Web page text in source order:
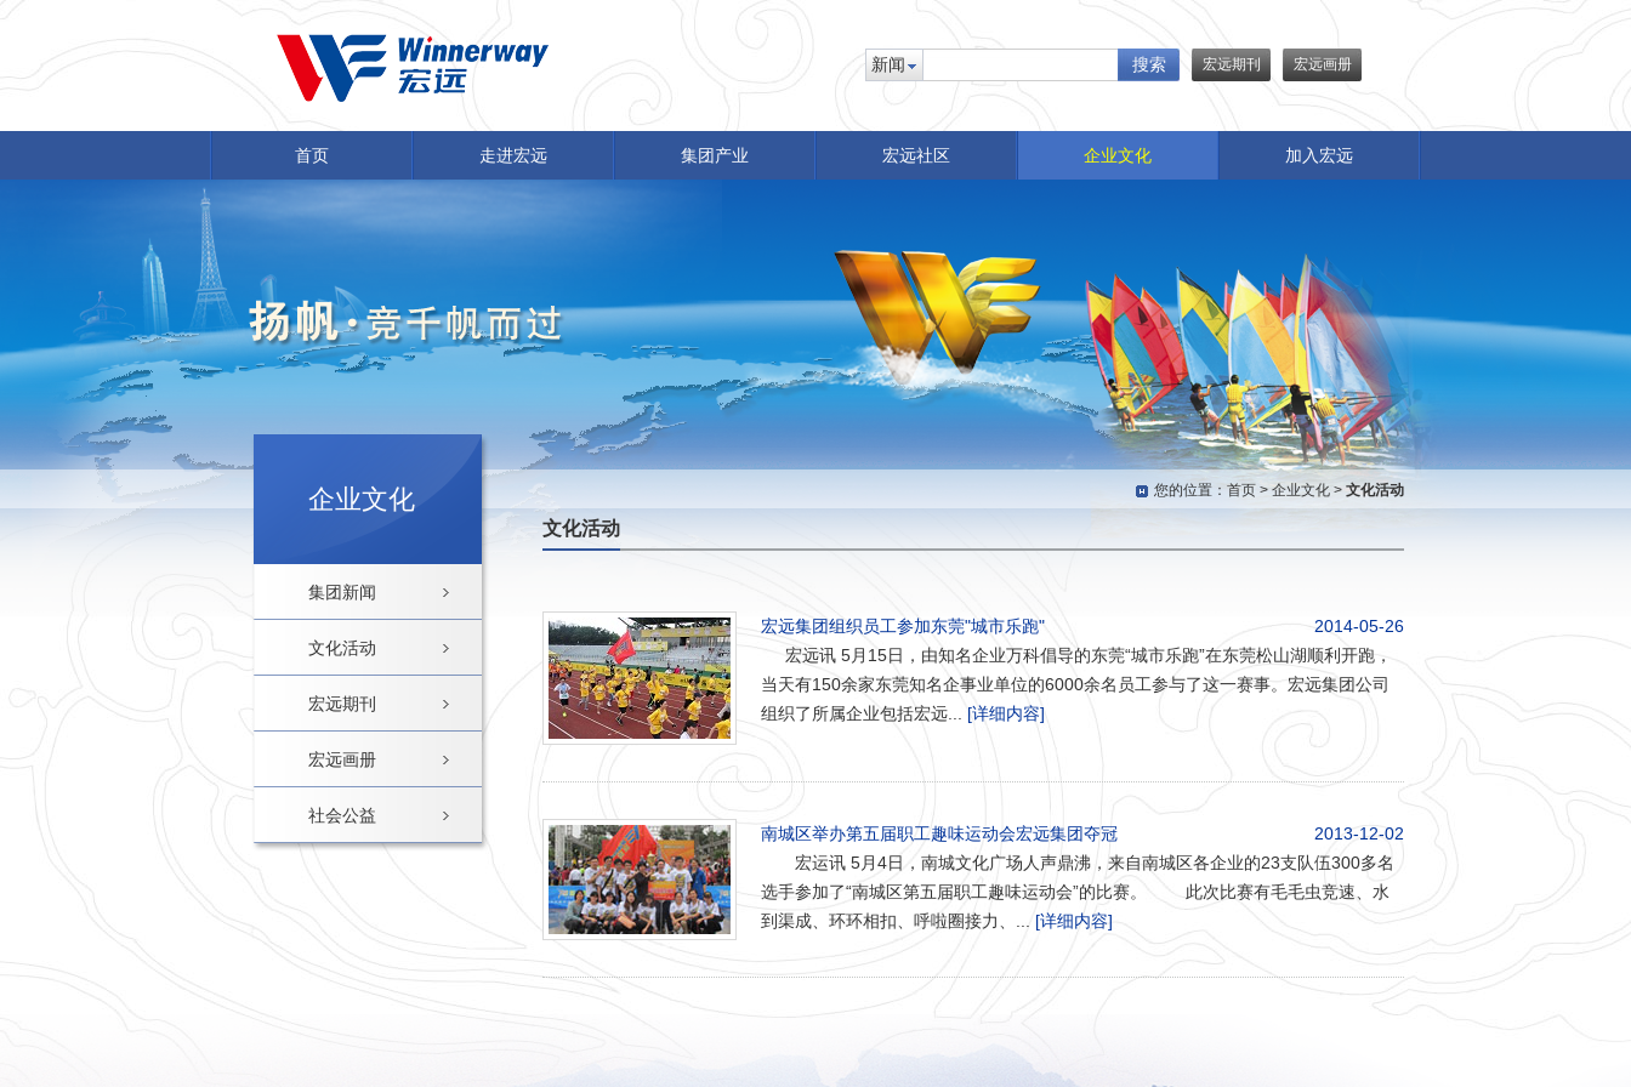
新闻 搜索 宏远期刊 宏远画册
首页 走进宏远 集团产业 宏远社区 企业文化 加入宏远
企业文化
集团新闻
文化活动
宏远期刊
宏远画册
社会公益
您的位置： 首页 > 企业文化 > 文化活动
文化活动
2014-05-26
宏远集团组织员工参加东莞"城市乐跑"
宏远讯 5月15日，由知名企业万科倡导的东莞“城市乐跑”在东莞松山湖顺利开跑，
当天有150余家东莞知名企事业单位的6000余名员工参与了这一赛事。宏远集团公司
组织了所属企业包括宏远... [详细内容]
2013-12-02
南城区举办第五届职工趣味运动会宏远集团夺冠
宏运讯 5月4日，南城文化广场人声鼎沸，来自南城区各企业的23支队伍300多名
选手参加了“南城区第五届职工趣味运动会”的比赛。 此次比赛有毛毛虫竞速、水
到渠成、环环相扣、呼啦圈接力、... [详细内容]